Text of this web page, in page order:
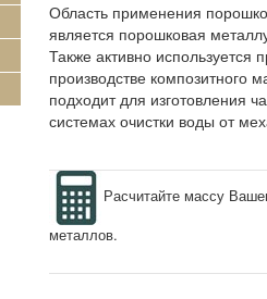
Область применения
является порошковая
Также активно
производстве композитного
подходит для изготовления
системах очистки воды от
Расчитайте массу
металлов.